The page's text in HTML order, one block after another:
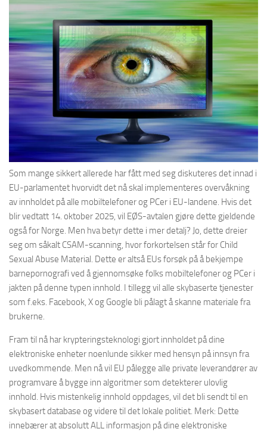
Som mange sikkert allerede har fått med seg diskuteres det innad i
EU-parlamentet hvorvidt det nå skal implementeres overvåkning
av innholdet på alle mobiltelefoner og PCer i EU-landene. Hvis det
blir vedtatt 14. oktober 2025, vil EØS-avtalen gjøre dette gjeldende
også for Norge. Men hva betyr dette i mer detalj? Jo, dette dreier
seg om såkalt CSAM-scanning, hvor forkortelsen står for Child
Sexual Abuse Material. Dette er altså EUs forsøk på å bekjempe
barnepornografi ved å gjennomsøke folks mobiltelefoner og PCer i
jakten på denne typen innhold. I tillegg vil alle skybaserte tjenester
som f.eks. Facebook, X og Google bli pålagt å skanne materiale fra
brukerne.
Fram til nå har krypteringsteknologi gjort innholdet på dine
elektroniske enheter noenlunde sikker med hensyn på innsyn fra
uvedkommende. Men nå vil EU pålegge alle private leverandører av
programvare å bygge inn algoritmer som detekterer ulovlig
innhold. Hvis mistenkelig innhold oppdages, vil det bli sendt til en
skybasert database og videre til det lokale politiet. Merk: Dette
innebærer at absolutt ALL informasjon på dine elektroniske